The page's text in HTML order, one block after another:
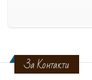
За Контакти